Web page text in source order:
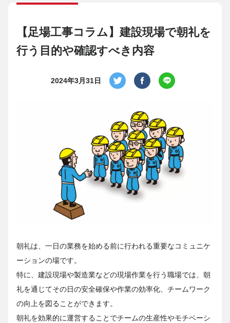
【足場工事コラム】建設現場で朝礼を
行う目的や確認すべき内容
2024年3月31日
朝礼は、一日の業務を始める前に行われる重要なコミュニケ
ーションの場です。
特に、建設現場や製造業などの現場作業を行う職場では、朝
礼を通じてその日の安全確保や作業の効率化、チームワーク
の向上を図ることができます。
朝礼を効果的に運営することでチームの生産性やモチベーシ